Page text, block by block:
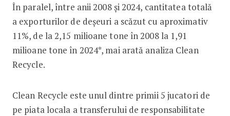
În paralel, între anii 2008 și 2024, cantitatea totală
a exporturilor de deșeuri a scăzut cu aproximativ
11%, de la 2,15 milioane tone în 2008 la 1,91
milioane tone în 2024*, mai arată analiza Clean
Recycle.
Clean Recycle este unul dintre primii 5 jucatori de
pe piata locala a transferului de responsabilitate